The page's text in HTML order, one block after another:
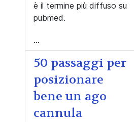
è il termine più diffuso su
pubmed.
...
50 passaggi per
posizionare
bene un ago
cannula